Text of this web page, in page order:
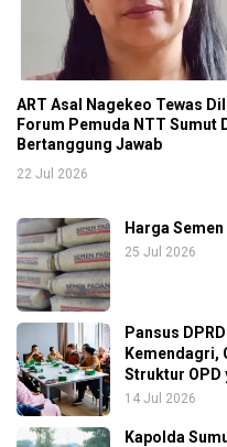
ART Asal Nagekeo Tewas
Forum Pemuda NTT Sumut
Bertanggung Jawab
22 Jul 2026
Harga
25 Jul 2026
Pansus
Kemendagri,
Struktur OPD
14 Jul 2026
Kapolda